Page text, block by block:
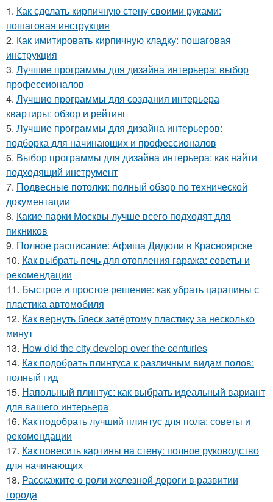
1. Как сделать кирпичную стену своими руками:
пошаговая инструкция
2. Как имитировать кирпичную кладку: пошаговая
инструкция
3. Лучшие программы для дизайна интерьера: выбор
профессионалов
4. Лучшие программы для создания интерьера
квартиры: обзор и рейтинг
5. Лучшие программы для дизайна интерьеров:
подборка для начинающих и профессионалов
6. Выбор программы для дизайна интерьера: как найти
подходящий инструмент
7. Подвесные потолки: полный обзор по технической
документации
8. Какие парки Москвы лучше всего подходят для
пикников
9. Полное расписание: Афиша Дидюли в Красноярске
10. Как выбрать печь для отопления гаража: советы и
рекомендации
11. Быстрое и простое решение: как убрать царапины с
пластика автомобиля
12. Как вернуть блеск затёртому пластику за несколько
минут
13. How did the city develop over the centuries
14. Как подобрать плинтуса к различным видам полов:
полный гид
15. Напольный плинтус: как выбрать идеальный вариант
для вашего интерьера
16. Как подобрать лучший плинтус для пола: советы и
рекомендации
17. Как повесить картины на стену: полное руководство
для начинающих
18. Расскажите о роли железной дороги в развитии
города